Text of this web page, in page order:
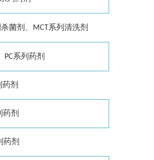
菌剂 MCT 系列清洗剂
PC系列药剂
剂
药剂
药剂